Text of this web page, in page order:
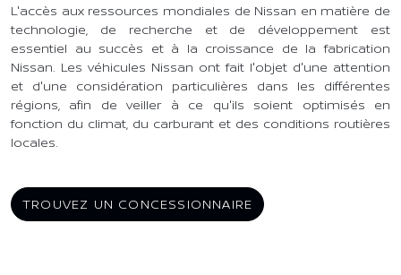
L'accès aux ressources mondiales de Nissan en matière de
technologie, de recherche et de développement est
essentiel au succès et à la croissance de la fabrication
Nissan. Les véhicules Nissan ont fait l'objet d'une attention
et d'une considération particulières dans les différentes
régions, afin de veiller à ce qu'ils soient optimisés en
fonction du climat, du carburant et des conditions routières
locales.
TROUVEZ UN CONCESSIONNAIRE